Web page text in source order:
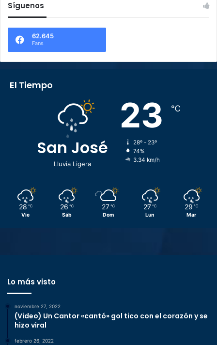
Síguenos
62.645
Fans
El Tiempo
San José
Lluvia Ligera
23 ℃
28º - 23º
74%
3.34 km/h
28 ℃
Vie
26 ℃
Sáb
27 ℃
Dom
27 ℃
Lun
29 ℃
Mar
Lo más visto
noviembre 27, 2022
(Video) Un Cantor «cantó» gol tico con el corazón y se
hizo viral
febrero 26, 2022